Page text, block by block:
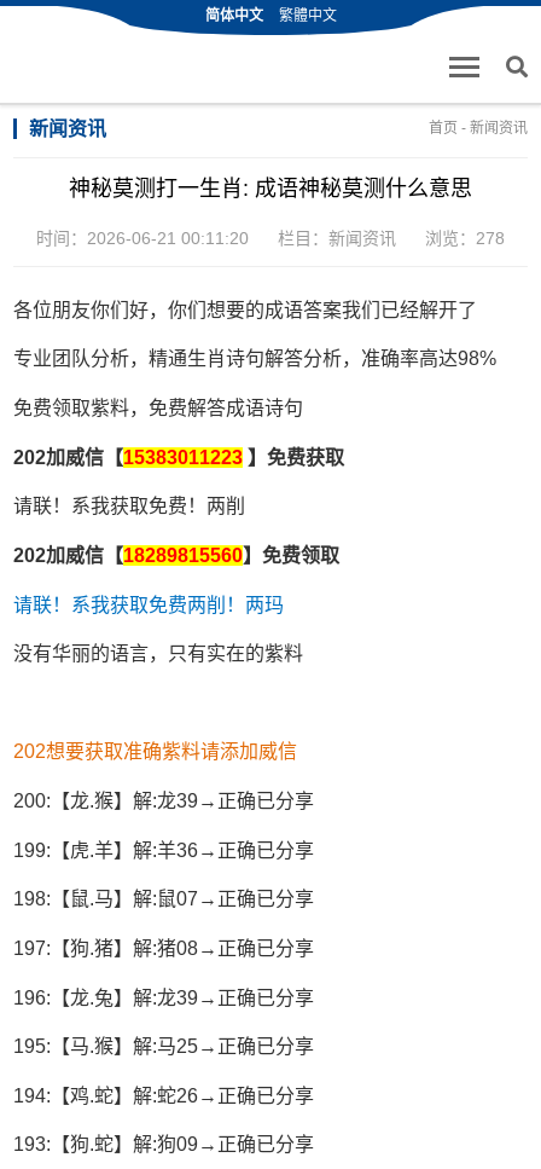
简体中文 繁體中文
新闻资讯 首页 - 新闻资讯
神秘莫测打一生肖: 成语神秘莫测什么意思
时间：2026-06-21 00:11:20 栏目： 新闻资讯 浏览：278
各位朋友你们好，你们想要的成语答案我们已经解开了
专业团队分析，精通生肖诗句解答分析，准确率高达98%
免费领取紫料，免费解答成语诗句
202加威信【15383011223 】免费获取
请联！系我获取免费！两削
202加威信【18289815560】免费领取
请联！系我获取免费两削！两玛
没有华丽的语言，只有实在的紫料
202想要获取准确紫料请添加威信
200:【龙.猴】解:龙39→正确已分享
199:【虎.羊】解:羊36→正确已分享
198:【鼠.马】解:鼠07→正确已分享
197:【狗.猪】解:猪08→正确已分享
196:【龙.兔】解:龙39→正确已分享
195:【马.猴】解:马25→正确已分享
194:【鸡.蛇】解:蛇26→正确已分享
193:【狗.蛇】解:狗09→正确已分享